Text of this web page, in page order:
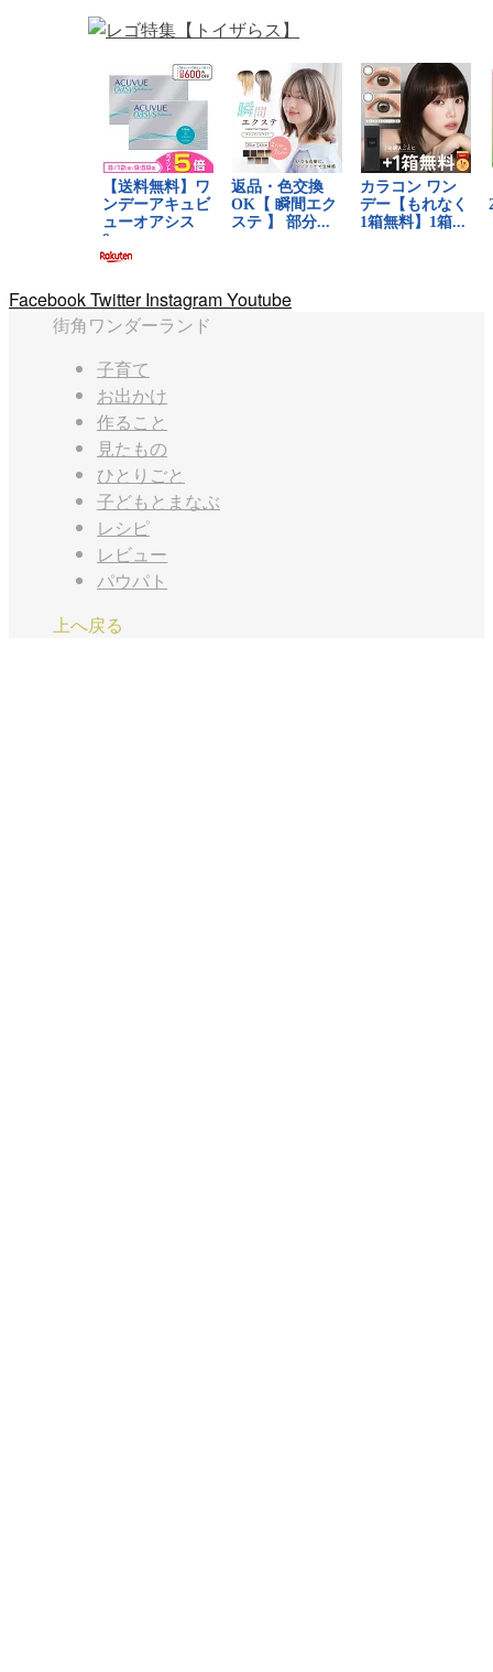
FacebookTwitter InstagramYoutube
街角ワンダーランド
子育て
お出かけ
作ること
見たもの
ひとりごと
子どもとまなぶ
レシピ
レビュー
パウパト
上へ戻る